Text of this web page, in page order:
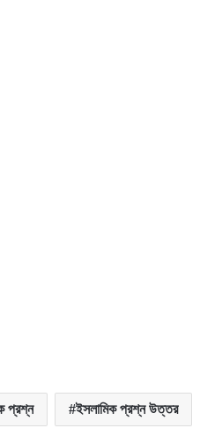
প্রশ্ন ইসলামিক প্রশ্ন উত্তর